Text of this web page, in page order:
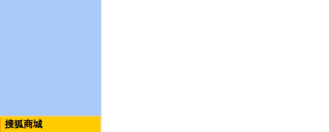
搜狐商城